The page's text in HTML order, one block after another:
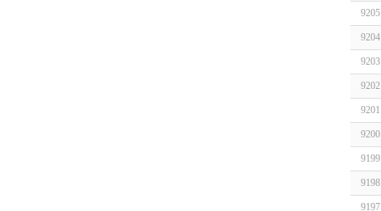
9205
9204
9203
9202
9201
9200
9199
9198
9197